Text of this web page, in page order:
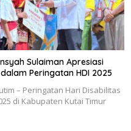
Sulaiman Apresiasi
Peringatan HDI 2025
– Peringatan Hari Disabilitas
di Kabupaten Kutai Timur